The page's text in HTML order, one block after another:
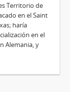
Territorio de
en el Saint
haría
en el
Alemania, y